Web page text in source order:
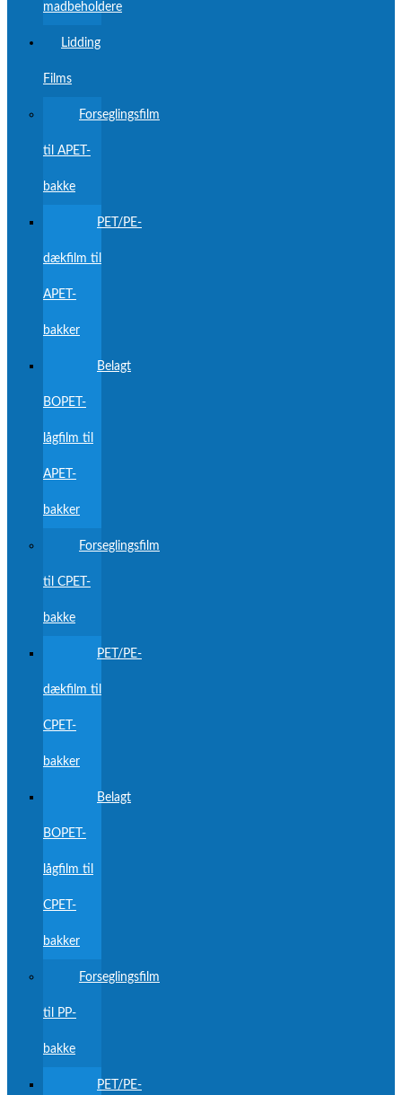
madbeholdere
Lidding
Films
Forseglingsfilm
til APET-
bakke
PET/PE-
dækfilm til
APET-
bakker
Belagt
BOPET-
lågfilm til
APET-
bakker
Forseglingsfilm
til CPET-
bakke
PET/PE-
dækfilm til
CPET-
bakker
Belagt
BOPET-
lågfilm til
CPET-
bakker
Forseglingsfilm
til PP-
bakke
PET/PE-